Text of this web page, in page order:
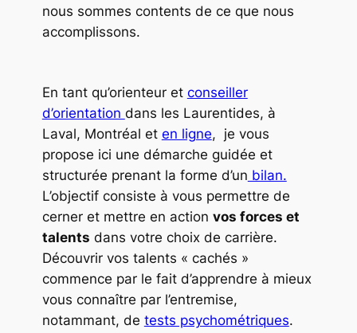
nous sommes contents de ce que nous
accomplissons.
En tant qu’orienteur et conseiller
d’orientation dans les Laurentides, à
Laval, Montréal et en ligne, je vous
propose ici une démarche guidée et
structurée prenant la forme d’un bilan.
L’objectif consiste à vous permettre de
cerner et mettre en action vos forces et
talents dans votre choix de carrière.
Découvrir vos talents « cachés »
commence par le fait d’apprendre à mieux
vous connaître par l’entremise,
notammant, de tests psychométriques.